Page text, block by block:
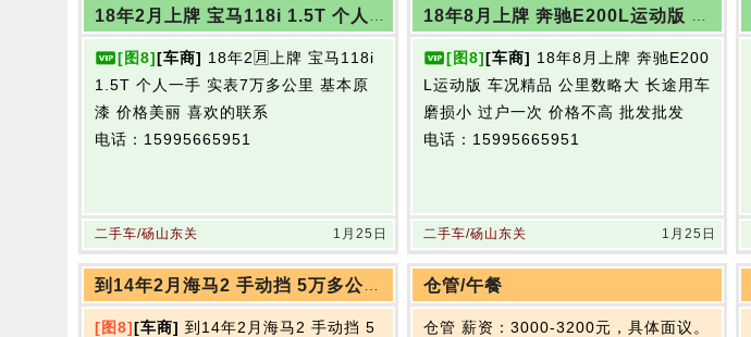
[图8][车商] 18年2🈷️上牌 宝马118i
1.5T 个人一手 实表7万多公里 基本原
漆 价格美丽 喜欢的联系
电话：15995665951
二手车/砀山东关 1月25日
[图8][车商] 18年8月上牌 奔驰E200
L运动版 车况精品 公里数略大 长途用车
磨损小 过户一次 价格不高 批发批发
电话：15995665951
二手车/砀山东关 1月25日
[图8][车商] 到14年2月海马2 手动挡 5
仓管/午餐
仓管 薪资：3000-3200元，具体面议。